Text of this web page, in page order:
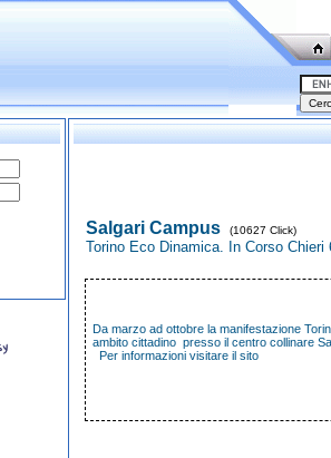
Salgari Campus (10627 Click)
Torino Eco Dinamica. In Corso Chieri
Da marzo ad ottobre la manifestazione
ambito cittadino presso il centro collinare
Per informazioni visitare il sito